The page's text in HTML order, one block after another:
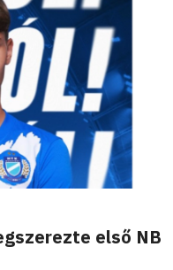
első NB